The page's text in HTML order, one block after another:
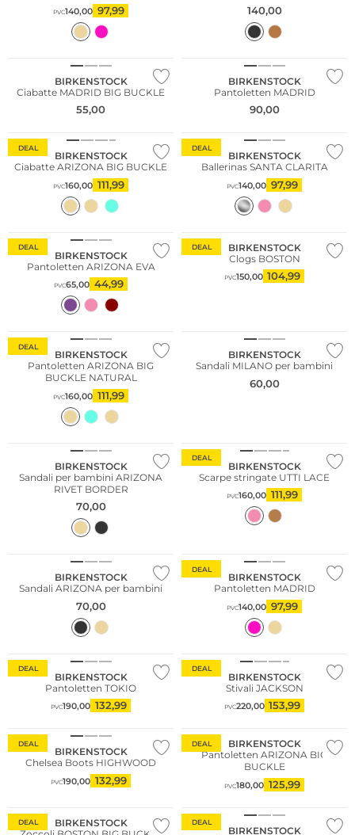
PVC140,00 97,99 140,00
BIRKENSTOCK
Ciabatte MADRID BIG BUCKLE
55,00
BIRKENSTOCK
Pantoletten MADRID
90,00
DEAL
BIRKENSTOCK
Ciabatte ARIZONA BIG BUCKLE
PVC160,00 111,99
DEAL
BIRKENSTOCK
Ballerinas SANTA CLARITA
PVC140,00 97,99
DEAL
BIRKENSTOCK
Pantoletten ARIZONA EVA
PVC65,00 44,99
DEAL
BIRKENSTOCK
Clogs BOSTON
PVC150,00 104,99
DEAL
BIRKENSTOCK
Pantoletten ARIZONA BIG
BUCKLE NATURAL
PVC160,00 111,99
BIRKENSTOCK
Sandali MILANO per bambini
60,00
BIRKENSTOCK
Sandali per bambini ARIZONA
RIVET BORDER
70,00
DEAL
BIRKENSTOCK
Scarpe stringate UTTI LACE
PVC160,00 111,99
BIRKENSTOCK
Sandali ARIZONA per bambini
70,00
DEAL
BIRKENSTOCK
Pantoletten MADRID
PVC140,00 97,99
DEAL
BIRKENSTOCK
Pantoletten TOKIO
PVC190,00 132,99
DEAL
BIRKENSTOCK
Stivali JACKSON
PVC220,00 153,99
DEAL
BIRKENSTOCK
Chelsea Boots HIGHWOOD
PVC190,00 132,99
DEAL
BIRKENSTOCK
Pantoletten ARIZONA BIG
BUCKLE
PVC180,00 125,99
DEAL
BIRKENSTOCK
DEAL
BIRKENSTOCK